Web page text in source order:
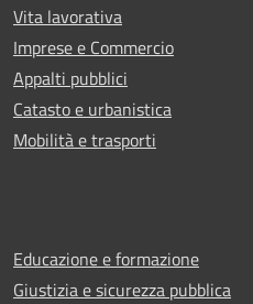
Vita lavorativa
Imprese e Commercio
Appalti pubblici
Catasto e urbanistica
Mobilità e trasporti
Educazione e formazione
Giustizia e sicurezza pubblica